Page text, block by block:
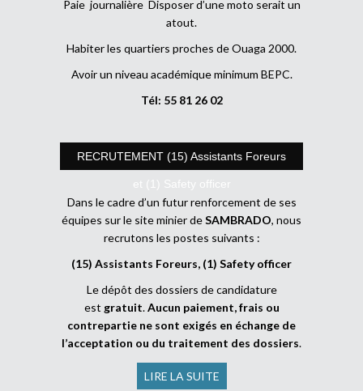
Paie journalière Disposer d’une moto serait un
atout.
Habiter les quartiers proches de Ouaga 2000.
Avoir un niveau académique minimum BEPC.
Tél: 55 81 26 02
RECRUTEMENT (15) Assistants Foreurs
et (1) Safety officer
Dans le cadre d’un futur renforcement de ses
équipes sur le site minier deSAMBRADO, nous
recrutons les postes suivants :
(15) Assistants Foreurs, (1) Safety officer
Le dépôt des dossiers de candidature
est gratuit.Aucun paiement, frais ou
contrepartie ne sont exigés en échange de
l’acceptation ou du traitement des dossiers.
LIRE LA SUITE